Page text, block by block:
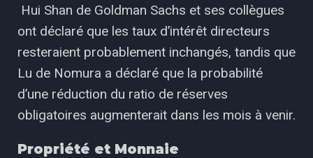
Hui Shan de Goldman Sachs et ses collègues
ont déclaré que les taux d’intérêt directeurs
resteraient probablement inchangés, tandis que
Lu de Nomura a déclaré que la probabilité
d’une réduction du ratio de réserves
obligatoires augmenterait dans les mois à venir.
Propriété et Monnaie